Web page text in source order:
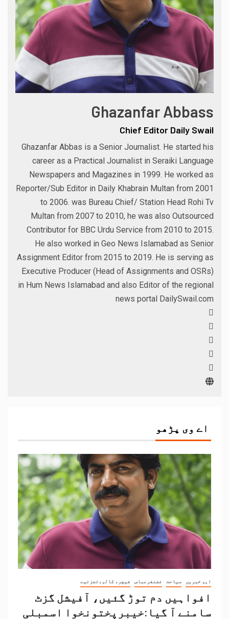
Ghazanfar Abbass
Chief Editor Daily Swail
Ghazanfar Abbas is a Senior Journalist. He started his
career as a Practical Journalist in Seraiki Language
Newspapers and Magazines in 1999. He worked as
Reporter/Sub Editor in Daily Khabrain Multan from 2001
to 2006. was Bureau Chief/ Station Head Rohi Tv
Multan from 2007 to 2010, he was also Outsourced
Contributor for BBC Urdu Service from 2010 to 2015.
He also worked in Geo News Islamabad as Senior
Assignment Editor from 2015 to 2019. He is serving as
Executive Producer (Head of Assignments and OSRs)
in Hum News Islamabad and also Editor of the regional
news portal DailySwail.com
اے وی پڑھو
اہم خبریں سیاحت غضنفرعباس فیچر، کالم،تجزئیے
افواہیں دم توڑ گئیں، آفیشل گزٹ
سامنے آ گیا:خیبرپختونخوا اسمبلی